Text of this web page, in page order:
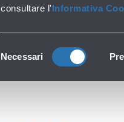
consultare l'Informativa
del
Necessari